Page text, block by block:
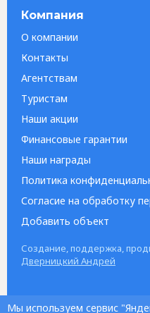
Компания
О компании
Контакты
Агентствам
Туристам
Наши акции
Финансовые гарантии
Наши награды
Политика
Согласие на обработку
Добавить объект
Создание, поддержка,
Дверницкий Андрей
Мы используем сервис